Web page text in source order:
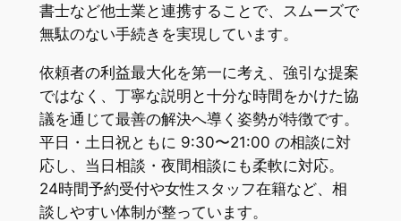
書士など他士業と連携することで、スムーズで
無駄のない手続きを実現しています。
依頼者の利益最大化を第一に考え、強引な提案
ではなく、丁寧な説明と十分な時間をかけた協
議を通じて最善の解決へ導く姿勢が特徴です。
平日・土日祝ともに 9:30〜21:00 の相談に対
応し、当日相談・夜間相談にも柔軟に対応。
24時間予約受付や女性スタッフ在籍など、相
談しやすい体制が整っています。